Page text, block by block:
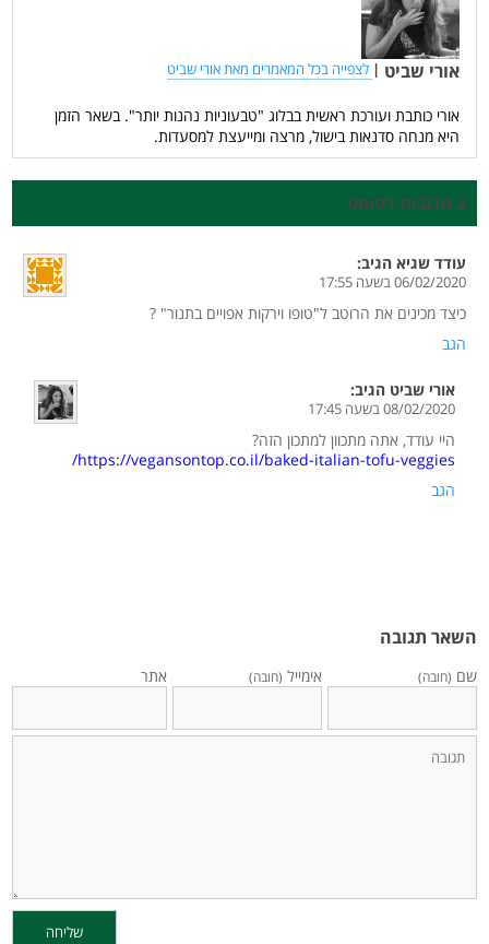
אורי שביט | לצפייה בכל המאמרים מאת אורי שביט
אורי כותבת ועורכת ראשית בבלוג "טבעוניות נהנות יותר". בשאר הזמן
היא מנחה סדנאות בישול, מרצה ומייעצת למסעדות.
2 תגובות לפוסט
עודד שגיא הגיב:
06/02/2020 בשעה 17:55
כיצד מכינים את הרוטב ל"טופו וירקות אפויים בתנור" ?
הגב
אורי שביט הגיב:
08/02/2020 בשעה 17:45
היי עודד, אתה מתכוון למתכון הזה?
https://vegansontop.co.il/baked-italian-tofu-veggies/
הגב
השאר תגובה
שם (חובה) אימייל (חובה) אתר